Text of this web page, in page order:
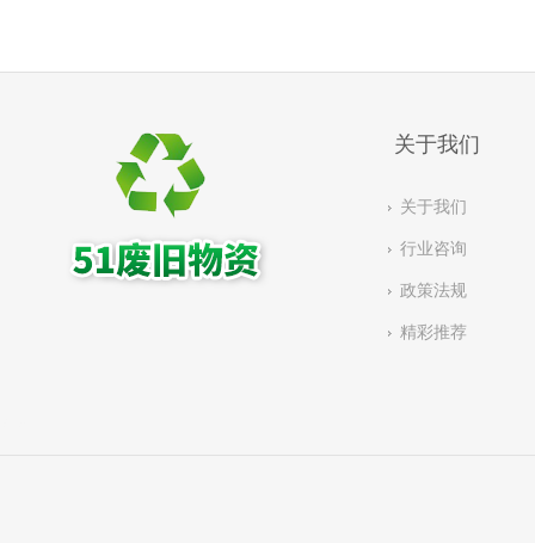
关于我们
关于我们
行业咨询
政策法规
精彩推荐